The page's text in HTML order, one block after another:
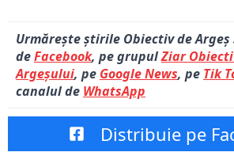
Urmărește știrile Obiectiv de
deFacebook, pe grupulZiar
Argeșului, pe Google News, pe Tik
canalul de WhatsApp
Distribuie pe